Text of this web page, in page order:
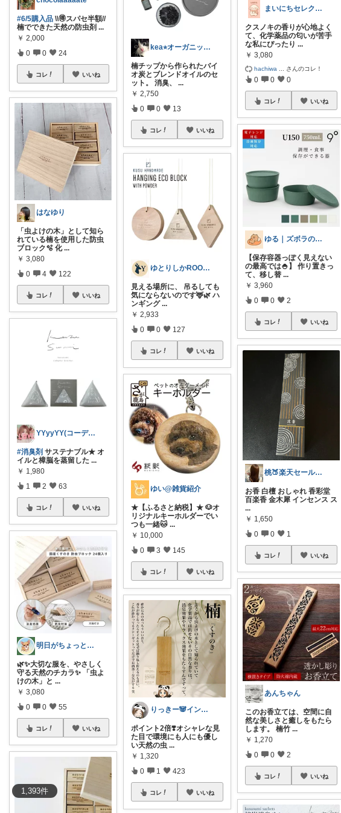
1,393件
#6/5購入品 \\🉐スパセ半額//
楠でできた天然の防虫剤 ...
￥ 2,000
0 0 24
コレ いいね
はなゆり
「虫よけの木」として知ら
れている楠を使用した防虫
ブロック🫧 化 ...
￥ 3,080
0 4 122
コレ いいね
YYyyYY(コーデやってます🐢🐾)
#消臭剤 サステナブル★ オ
イルと樟脳を蒸留した ...
￥ 1,980
1 2 63
コレ いいね
明日がちょっと好きになる
🌿✨大切な服を、やさしく
守る天然のチカラ✨ 「虫よ
けの木」と ...
￥ 3,080
0 0 55
コレ いいね
kea⭐︎オーガニックアイテム
楠チップから作られたバイ
オ炭とブレンドオイルのセ
ット。 消臭、
...
￥ 2,750
0 0 13
コレ いいね
ゆとりしかROOM🦌しかちゃんセレクト
見える場所に、 吊るしても
気にならないのです🦌🌿 ハ
ンギング ...
￥ 2,933
0 0 127
コレ いいね
ゆい@雑貨紹介
★【ふるさと納税】★ 🐶オ
リジナルキーホルダーでい
つも一緒🐱...
￥ 10,000
0 3 145
コレ いいね
りっきー🐼インテリア/雑貨/キッチン
ポイント2倍❣️オシャレな見
た目で環境にも人にも優し
い天然の虫 ...
￥ 1,320
0 1 423
コレ いいね
まいにちセレクトdays
クスノキの香りが心地よく
て、化学薬品の匂いが苦手
な私にぴったり ...
￥ 3,080
hachiwa さんのコレ！
0 0 0
コレ いいね
ゆる｜ズボラのちょいラク暮らし
【保存容器っぽく見えない
の最高では🍚】 作り置きっ
て、移し替 ...
￥ 3,960
0 0 2
コレ いいね
桃🍑楽天セール♡購入感謝です♡
お香 白檀 おしゃれ 香彩堂
百楽香 金木犀 インセンス ス
...
￥ 1,650
0 0 1
コレ いいね
あんちゃん
このお香立ては、空間に自
然な美しさと癒しをもたら
します。 楠竹 ...
￥ 1,270
0 0 2
コレ いいね